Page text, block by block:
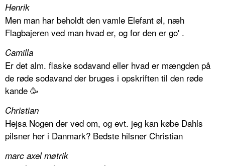
Henrik
Men man har beholdt den vamle Elefant øl, næh
Flagbajeren ved man hvad er, og for den er go' .
Camilla
Er det alm. flaske sodavand eller hvad er mængden på
de røde sodavand der bruges i opskriften til den røde
kande 🥳
Christian
Hejsa Nogen der ved om, og evt. jeg kan købe Dahls
pilsner her i Danmark? Bedste hilsner Christian
marc axel møtrik